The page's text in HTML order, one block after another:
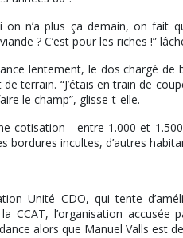
on n’a plus ça demain, on fait
? C’est pour les riches !”
lentement, le dos chargé
terrain. “J’étais en train de
le champ”, glisse-t-elle.
cotisation - entre 1.000 et
bordures incultes, d’autres
Unité CDO, qui tente
CCAT, l’organisation
alors que Manuel Valls est